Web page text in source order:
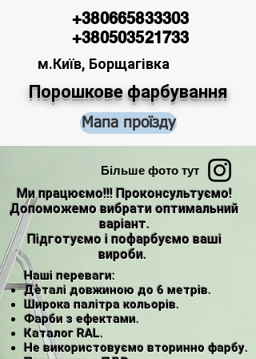
+380665833303
+380503521733
м.Київ, Борщагівка
Порошкове фарбування
Мапа проїзду
Більше фото тут
Ми працюємо!!! Проконсультуємо!
Допоможемо вибрати оптимальний
варіант.
Підготуємо і пофарбуємо ваші
вироби.
Наші переваги:
Деталі довжиною до 6 метрів.
Широка палітра кольорів.
Фарби з ефектами.
Каталог RAL.
Не використовуємо вторинно фарбу.